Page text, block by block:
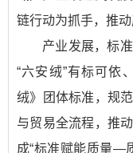
链行动为抓手，推动
产业发展，标
“六安绒”有标可依
绒》团体标准，规
与贸易全流程，推
成“标准赋能质量—